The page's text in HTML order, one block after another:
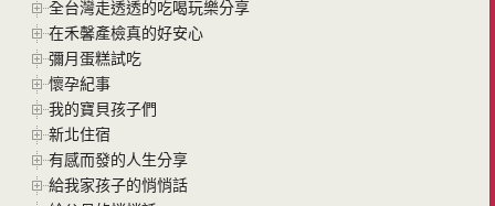
全台灣走透透的吃喝玩樂分享
在禾馨產檢真的好安心
彌月蛋糕試吃
懷孕紀事
我的寶貝孩子們
新北住宿
有感而發的人生分享
給我家孩子的悄悄話